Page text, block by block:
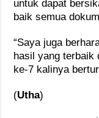
untuk dapat
baik semua
“Saya juga
hasil yang terbaik
ke-7 kalinya
(Utha)